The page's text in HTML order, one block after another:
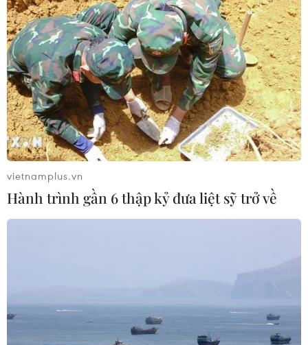
là ngày 1/1/2018.
vietnamplus.vn
Hành trình gần 6 thập kỷ đưa liệt sỹ trở về